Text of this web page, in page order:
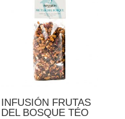
INFUSIÓN FRUTAS
DEL BOSQUE TÉO